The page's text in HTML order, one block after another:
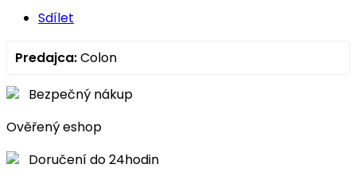
Sdílet
Predajca:Colon
Bezpečný nákup
Ověřený eshop
Doručení do 24hodin